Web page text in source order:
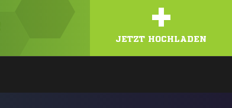
+
JETZT HOCHLADEN